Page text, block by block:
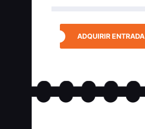
ADQUIRIR ENTRADA